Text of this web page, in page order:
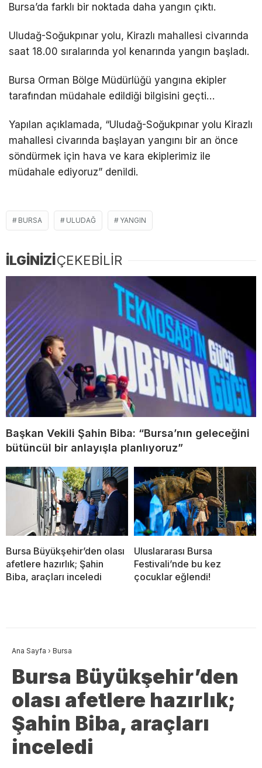
Bursa’da farklı bir noktada daha yangın çıktı.
Uludağ-Soğukpınar yolu, Kirazlı mahallesi civarında
saat 18.00 sıralarında yol kenarında yangın başladı.
Bursa Orman Bölge Müdürlüğü yangına ekipler
tarafından müdahale edildiği bilgisini geçti…
Yapılan açıklamada, “Uludağ-Soğukpınar yolu Kirazlı
mahallesi civarında başlayan yangını bir an önce
söndürmek için hava ve kara ekiplerimiz ile
müdahale ediyoruz” denildi.
BURSA ULUDAĞ YANGIN
İLGİNİZİÇEKEBİLİR
Başkan Vekili Şahin Biba: “Bursa’nın geleceğini
bütüncül bir anlayışla planlıyoruz”
Bursa Büyükşehir’den olası
afetlere hazırlık; Şahin
Biba, araçları inceledi
Uluslararası Bursa
Festivali’nde bu kez
çocuklar eğlendi!
Ana Sayfa › Bursa
Bursa Büyükşehir’den
olası afetlere hazırlık;
Şahin Biba, araçları
inceledi